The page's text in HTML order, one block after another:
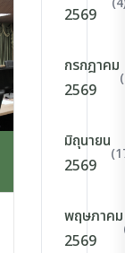
2569
กรกฎาคม
2569
มิถุนายน
2569
พฤษภาคม
2569